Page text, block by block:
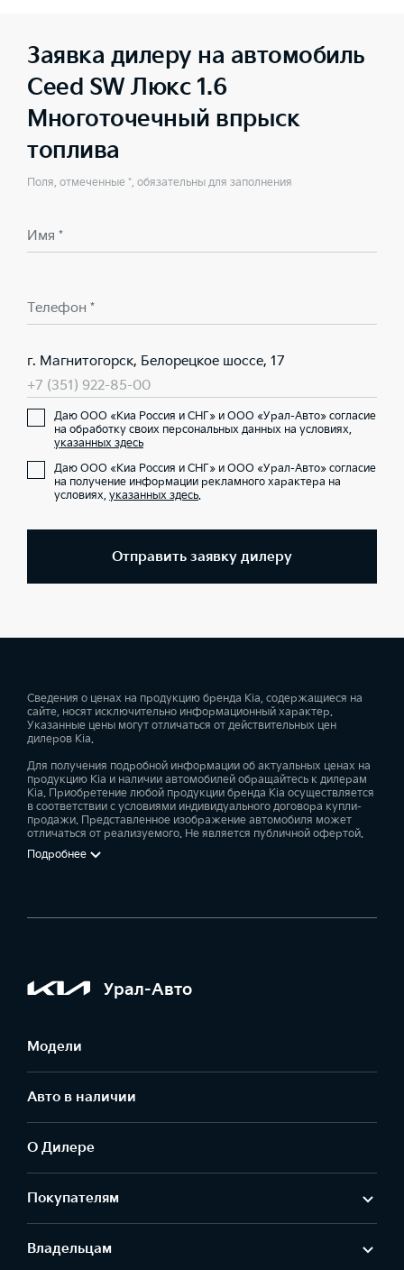
Заявка дилеру на автомобиль
Ceed SW Люкс 1.6
Многоточечный впрыск
топлива
Поля, отмеченные *, обязательны для заполнения
Имя *
Телефон *
г. Магнитогорск, Белорецкое шоссе, 17
+7 (351) 922-85-00
Даю ООО «Киа Россия и СНГ» и ООО «Урал-Авто» согласие
на обработку своих персональных данных на условиях,
указанных здесь
Даю ООО «Киа Россия и СНГ» и ООО «Урал-Авто» согласие
на получение информации рекламного характера на
условиях, указанных здесь.
Отправить заявку дилеру
Сведения о ценах на продукцию бренда Kia, содержащиеся на
сайте, носят исключительно информационный характер.
Указанные цены могут отличаться от действительных цен
дилеров Kia.
Для получения подробной информации об актуальных ценах на
продукцию Kia и наличии автомобилей обращайтесь к дилерам
Kia. Приобретение любой продукции бренда Kia осуществляется
в соответствии с условиями индивидуального договора купли-
продажи. Представленное изображение автомобиля может
отличаться от реализуемого. Не является публичной офертой.
Подробнее
Урал-Авто
Модели
Авто в наличии
О Дилере
Покупателям
Владельцам